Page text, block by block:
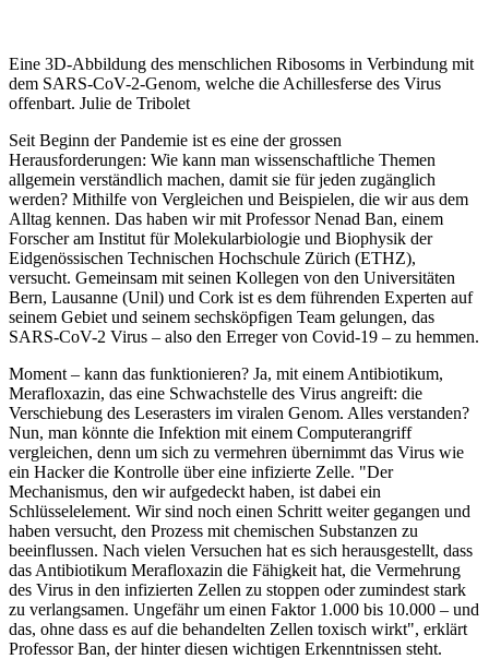
Eine 3D-Abbildung des menschlichen Ribosoms in Verbindung mit
dem SARS-CoV-2-Genom, welche die Achillesferse des Virus
offenbart. Julie de Tribolet
Seit Beginn der Pandemie ist es eine der grossen
Herausforderungen: Wie kann man wissenschaftliche Themen
allgemein verständlich machen, damit sie für jeden zugänglich
werden? Mithilfe von Vergleichen und Beispielen, die wir aus dem
Alltag kennen. Das haben wir mit Professor Nenad Ban, einem
Forscher am Institut für Molekularbiologie und Biophysik der
Eidgenössischen Technischen Hochschule Zürich (ETHZ),
versucht. Gemeinsam mit seinen Kollegen von den Universitäten
Bern, Lausanne (Unil) und Cork ist es dem führenden Experten auf
seinem Gebiet und seinem sechsköpfigen Team gelungen, das
SARS-CoV-2 Virus – also den Erreger von Covid-19 – zu hemmen.
Moment – kann das funktionieren? Ja, mit einem Antibiotikum,
Merafloxazin, das eine Schwachstelle des Virus angreift: die
Verschiebung des Leserasters im viralen Genom. Alles verstanden?
Nun, man könnte die Infektion mit einem Computerangriff
vergleichen, denn um sich zu vermehren übernimmt das Virus wie
ein Hacker die Kontrolle über eine infizierte Zelle. "Der
Mechanismus, den wir aufgedeckt haben, ist dabei ein
Schlüsselelement. Wir sind noch einen Schritt weiter gegangen und
haben versucht, den Prozess mit chemischen Substanzen zu
beeinflussen. Nach vielen Versuchen hat es sich herausgestellt, dass
das Antibiotikum Merafloxazin die Fähigkeit hat, die Vermehrung
des Virus in den infizierten Zellen zu stoppen oder zumindest stark
zu verlangsamen. Ungefähr um einen Faktor 1.000 bis 10.000 – und
das, ohne dass es auf die behandelten Zellen toxisch wirkt", erklärt
Professor Ban, der hinter diesen wichtigen Erkenntnissen steht.